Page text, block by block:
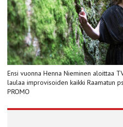
Ensi vuonna Henna Nieminen aloittaa
laulaa improvisoiden kaikki Raamatun
PROMO